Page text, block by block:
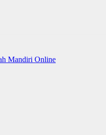
Mandiri Online